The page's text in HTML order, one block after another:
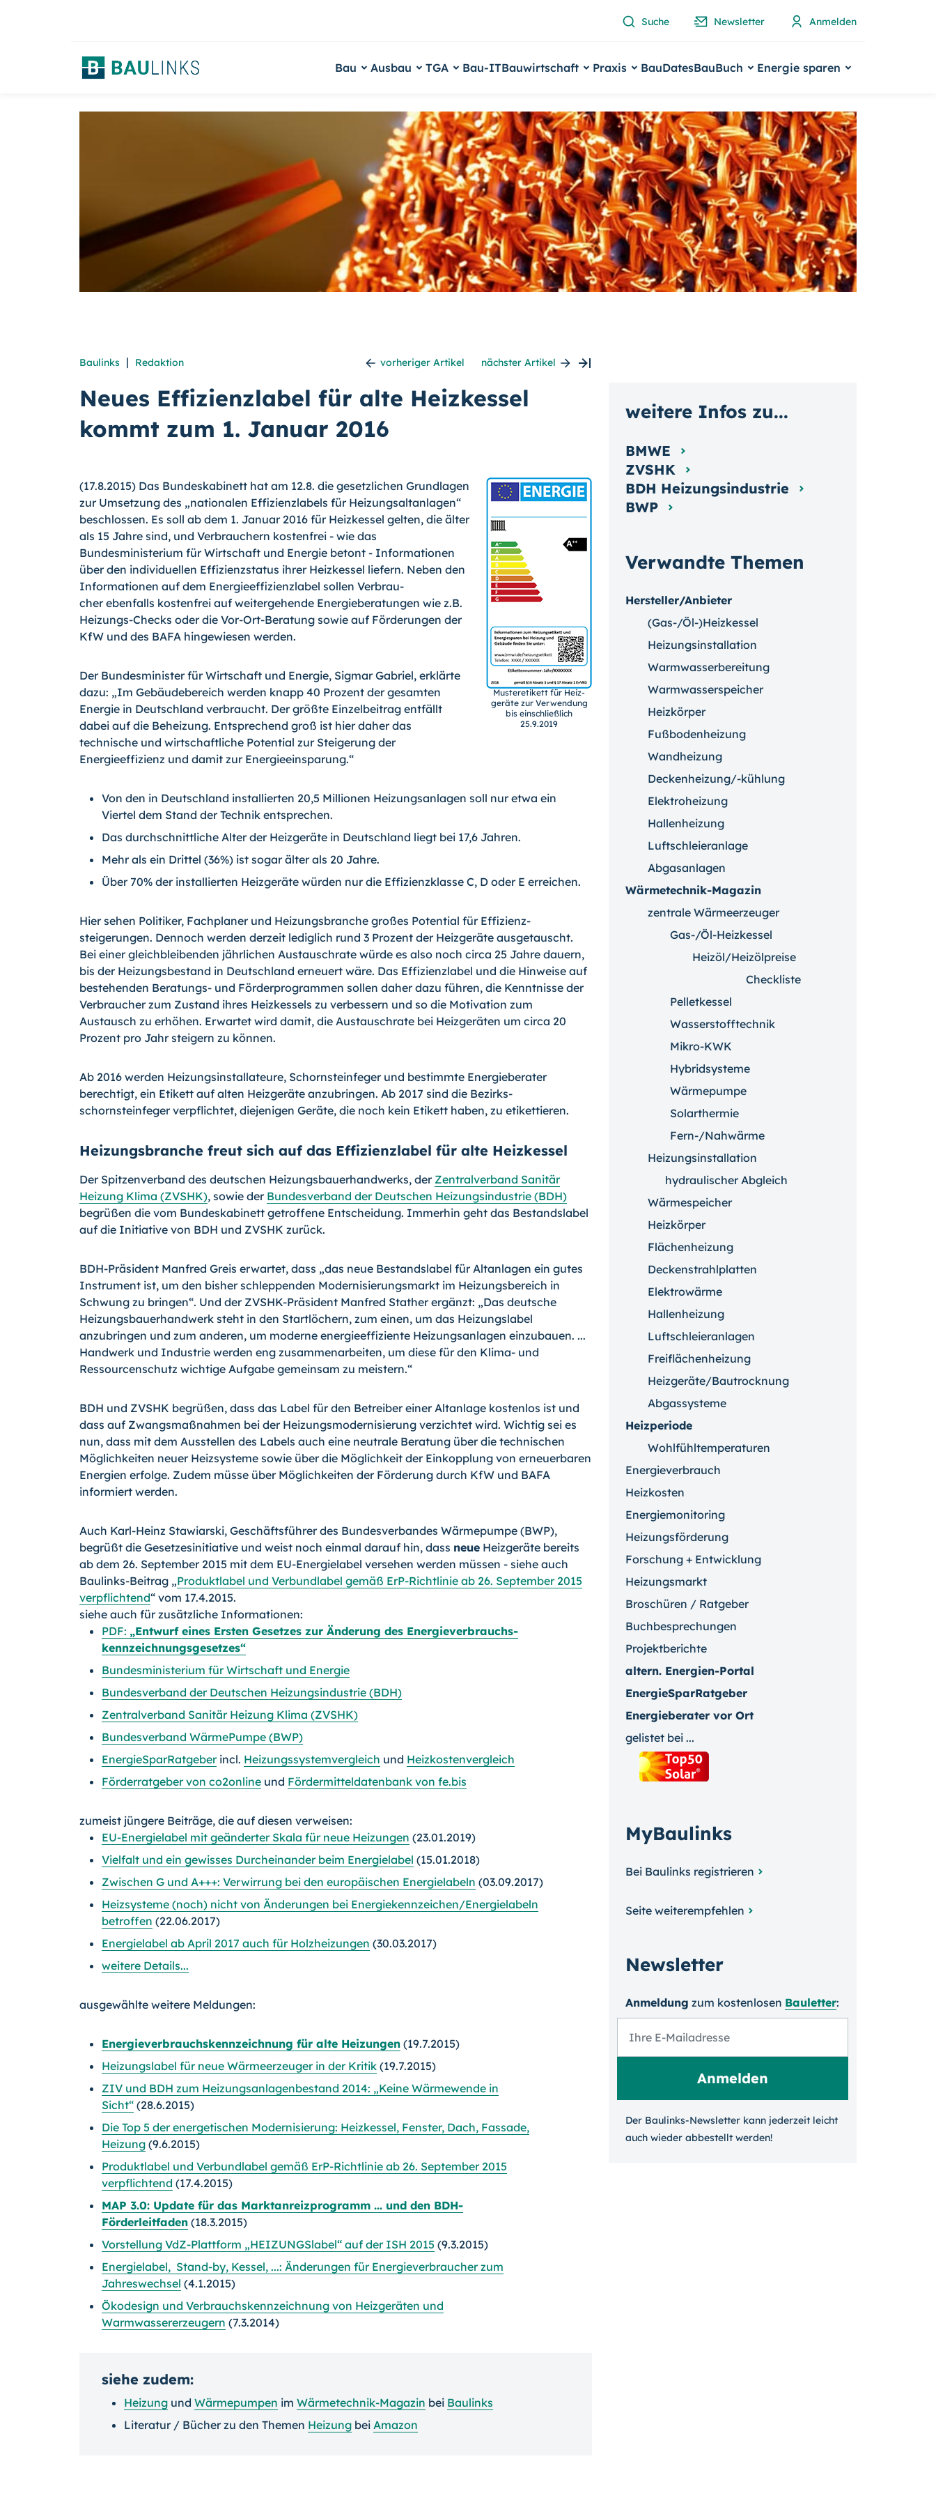
Suche Newsletter Anmelden
Bau Ausbau TGA Bau-ITBauwirtschaft Praxis BauDatesBauBuch Energie sparen
Baulinks | Redaktion vorheriger Artikel nächster Artikel
Neues Effizienzlabel für alte Heizkessel
kommt zum 1. Januar 2016
Musteretikett für Heiz­
geräte zur Verwendung
bis einschließlich
25.9.2019
(17.8.2015) Das Bundeskabinett hat am 12.8. die gesetzli­chen Grundlagen
zur Umsetzung des „nationalen Effizienzla­bels für Heizungsaltanlagen“
beschlossen. Es soll ab dem 1. Januar 2016 für Heizkessel gelten, die älter
als 15 Jahre sind, und Verbrauchern kostenfrei - wie das
Bundesministerium für Wirtschaft und Energie betont - Informationen
über den indi­viduellen Effizienzstatus ihrer Heizkessel liefern. Neben den
Informationen auf dem Energieeffizienzlabel sollen Verbrau­
cher ebenfalls kostenfrei auf weitergehende Energieberatun­gen wie z.B.
Heizungs-Checks oder die Vor-Ort-Beratung so­wie auf Förderungen der
KfW und des BAFA hingewiesen wer­den.
Der Bundesminister für Wirtschaft und Energie, Sigmar Gabriel, erklärte
dazu: „Im Gebäudebereich werden knapp 40 Prozent der gesamten
Energie in Deutschland verbraucht. Der größte Einzelbeitrag entfällt
dabei auf die Beheizung. Entsprechend groß ist hier daher das
technische und wirtschaftliche Poten­tial zur Steigerung der
Energieeffizienz und damit zur Energie­einsparung.“
Von den in Deutschland installierten 20,5 Millionen Heizungsanlagen soll nur etwa ein
Viertel dem Stand der Technik entsprechen.
Das durchschnittliche Alter der Heizgeräte in Deutschland liegt bei 17,6 Jahren.
Mehr als ein Drittel (36%) ist sogar älter als 20 Jahre.
Über 70% der installierten Heizgeräte würden nur die Effizienzklasse C, D oder E erreichen.
Hier sehen Politiker, Fachplaner und Heizungsbranche großes Potential für Effizienz­
steigerungen. Dennoch werden derzeit lediglich rund 3 Prozent der Heizgeräte ausge­tauscht.
Bei einer gleichbleibenden jährlichen Austauschrate würde es also noch cir­ca 25 Jahre dauern,
bis der Heizungsbestand in Deutschland erneuert wäre. Das Effi­zienzlabel und die Hinweise auf
bestehenden Beratungs- und Förderprogrammen sollen daher dazu führen, die Kenntnisse der
Verbraucher zum Zustand ihres Heizkessels zu verbessern und so die Motivation zum
Austausch zu erhöhen. Erwartet wird damit, die Austauschrate bei Heizgeräten um circa 20
Prozent pro Jahr steigern zu können.
Ab 2016 werden Heizungsinstallateure, Schornsteinfeger und bestimmte Energiebera­ter
berechtigt, ein Etikett auf alten Heizgeräte anzubringen. Ab 2017 sind die Bezirks­
schornsteinfeger verpflichtet, diejenigen Geräte, die noch kein Etikett haben, zu eti­kettieren.
Heizungsbranche freut sich auf das Effizienzlabel für alte Heizkessel
Der Spitzenverband des deutschen Heizungsbauerhandwerks, der Zentralverband Sa­nitär
Heizung Klima (ZVSHK), sowie der Bundesverband der Deutschen Heizungsindus­trie (BDH)
begrüßen die vom Bundeskabinett getroffene Entscheidung. Immerhin geht das Bestandslabel
auf die Initiative von BDH und ZVSHK zurück.
BDH-Präsident Manfred Greis erwartet, dass „das neue Bestandslabel für Altanlagen ein gutes
Instrument ist, um den bisher schleppenden Modernisierungsmarkt im Hei­zungsbereich in
Schwung zu bringen“. Und der ZVSHK-Präsident Manfred Stather er­gänzt: „Das deutsche
Heizungsbauerhandwerk steht in den Startlöchern, zum einen, um das Heizungslabel
anzubringen und zum anderen, um moderne energieeffiziente Heizungsanlagen einzubauen. ...
Handwerk und Industrie werden eng zusammenarbei­ten, um diese für den Klima- und
Ressourcenschutz wichtige Aufgabe gemeinsam zu meistern.“
BDH und ZVSHK begrüßen, dass das Label für den Betreiber einer Altanlage kostenlos ist und
dass auf Zwangsmaßnahmen bei der Heizungsmodernisierung verzichtet wird. Wichtig sei es
nun, dass mit dem Ausstellen des Labels auch eine neutrale Beratung über die technischen
Möglichkeiten neuer Heizsysteme sowie über die Möglichkeit der Einkopplung von erneuerbaren
Energien erfolge. Zudem müsse über Möglichkeiten der Förderung durch KfW und BAFA
informiert werden.
Auch Karl-Heinz Stawiarski, Geschäftsführer des Bundesverbandes Wärmepumpe (BWP),
begrüßt die Gesetzesinitiative und weist noch einmal darauf hin, dass neue Heizgeräte bereits
ab dem 26. September 2015 mit dem EU-Energielabel versehen werden müssen - siehe auch
Baulinks-Beitrag „Produktlabel und Verbundlabel gemäß ErP-Richtlinie ab 26. September 2015
verpflichtend“ vom 17.4.2015.
siehe auch für zusätzliche Informationen:
PDF: „Entwurf eines Ersten Gesetzes zur Änderung des Energieverbrauchs-
kennzeichnungsgesetzes“
Bundesministerium für Wirtschaft und Energie
Bundesverband der Deutschen Heizungsindustrie (BDH)
Zentralverband Sanitär Heizung Klima (ZVSHK)
Bundesverband WärmePumpe (BWP)
EnergieSparRatgeberincl. Heizungssystemvergleich und Heizkostenvergleich
Förderratgeber von co2online und Fördermitteldatenbank von fe.bis
zumeist jüngere Beiträge, die auf diesen verweisen:
EU-Energielabel mit geänderter Skala für neue Heizungen (23.01.2019)
Vielfalt und ein gewisses Durcheinander beim Energielabel (15.01.2018)
Zwischen G und A+++: Verwirrung bei den europäischen Energielabeln (03.09.2017)
Heizsysteme (noch) nicht von Änderungen bei Energiekennzeichen/Energielabeln
betroffen (22.06.2017)
Energielabel ab April 2017 auch für Holzheizungen (30.03.2017)
weitere Details...
ausgewählte weitere Meldungen:
Energieverbrauchskennzeichnung für alte Heizungen (19.7.2015)
Heizungslabel für neue Wärmeerzeuger in der Kritik (19.7.2015)
ZIV und BDH zum Heizungsanlagenbestand 2014: „Keine Wärmewende in
Sicht“ (28.6.2015)
Die Top 5 der energetischen Modernisierung: Heizkessel, Fenster, Dach, Fassade,
Heizung (9.6.2015)
Produktlabel und Verbundlabel gemäß ErP-Richtlinie ab 26. September 2015
verpflichtend (17.4.2015)
MAP 3.0: Update für das Marktanreizprogramm ... und den BDH-
Förderleitfaden (18.3.2015)
Vorstellung VdZ-Plattform „HEIZUNGSlabel“ auf der ISH 2015 (9.3.2015)
Energielabel, Stand-by, Kessel, ...: Änderungen für Energieverbraucher zum
Jahreswechsel (4.1.2015)
Ökodesign und Verbrauchskennzeichnung von Heizgeräten und
Warmwassererzeugern (7.3.2014)
siehe zudem:
Heizung und Wärmepumpen im Wärmetechnik-Magazin bei Baulinks
Literatur / Bücher zu den Themen Heizung bei Amazon
Verwandte Themen
Hersteller/Anbieter
(Gas-/Öl-)Heizkessel
Heizungsinstallation
Warmwasserbereitung
Warmwasserspeicher
Heizkörper
Fußbodenheizung
Wandheizung
Deckenheizung/-kühlung
Elektroheizung
Hallenheizung
Luftschleieranlage
Abgasanlagen
Wärmetechnik-Magazin
zentrale Wärmeerzeuger
Gas-/Öl-Heizkessel
Heizöl/Heizölpreise
Checkliste
Pelletkessel
Wasserstofftechnik
Mikro-KWK
Hybridsysteme
Wärmepumpe
Solarthermie
Fern-/Nahwärme
Heizungsinstallation
hydraulischer Abgleich
Wärmespeicher
Heizkörper
Flächenheizung
Deckenstrahlplatten
Elektrowärme
Hallenheizung
Luftschleieranlagen
Freiflächenheizung
Heizgeräte/Bautrocknung
Abgassysteme
Heizperiode
Wohlfühltemperaturen
Energieverbrauch
Heizkosten
Energiemonitoring
Heizungsförderung
Forschung + Entwicklung
Heizungsmarkt
Broschüren / Ratgeber
Buchbesprechungen
Projektberichte
altern. Energien-Portal
EnergieSparRatgeber
Energieberater vor Ort
gelistet bei ...
MyBaulinks
Bei Baulinks registrieren
Seite weiterempfehlen
Newsletter
Anmeldung zum kosten­losen Bauletter:
Der Baulinks-Newsletter kann jeder­zeit leicht
auch wieder ab­bestellt werden!
weitere Infos zu...
BMWE
ZVSHK
BDH Heizungsindustrie
BWP